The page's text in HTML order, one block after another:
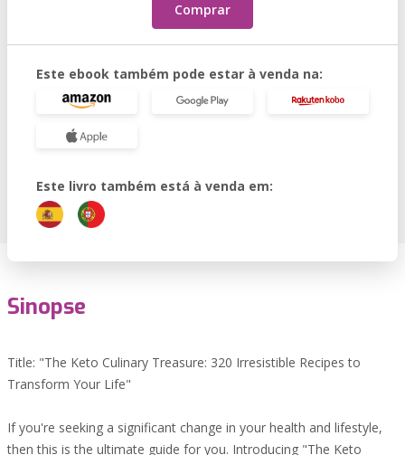
Comprar
Este ebook também pode estar à venda na:
Este livro também está à venda em:
Sinopse
Title: "The Keto Culinary Treasure: 320 Irresistible Recipes to
Transform Your Life"
If you're seeking a significant change in your health and lifestyle,
then this is the ultimate guide for you. Introducing "The Keto